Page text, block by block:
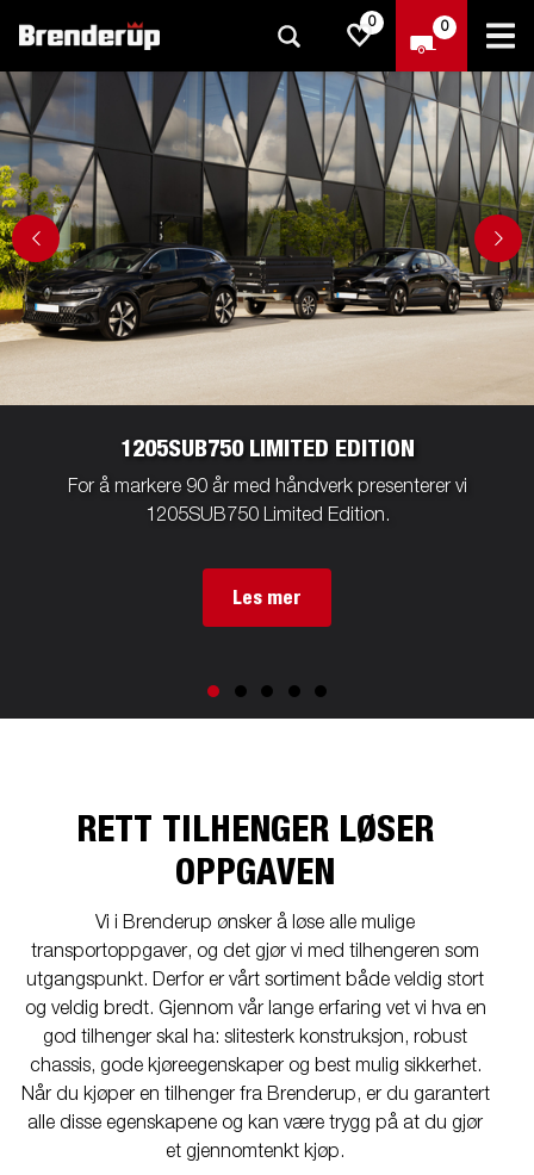
0 0
1205SUB750 LIMITED EDITION
For å markere 90 år med håndverk presenterer vi
1205SUB750 Limited Edition.
Les mer
RETT TILHENGER LØSER
OPPGAVEN
Vi i Brenderup ønsker å løse alle mulige
transportoppgaver, og det gjør vi med tilhengeren som
utgangspunkt. Derfor er vårt sortiment både veldig stort
og veldig bredt. Gjennom vår lange erfaring vet vi hva en
god tilhenger skal ha: slitesterk konstruksjon, robust
chassis, gode kjøreegenskaper og best mulig sikkerhet.
Når du kjøper en tilhenger fra Brenderup, er du garantert
alle disse egenskapene og kan være trygg på at du gjør
et gjennomtenkt kjøp.